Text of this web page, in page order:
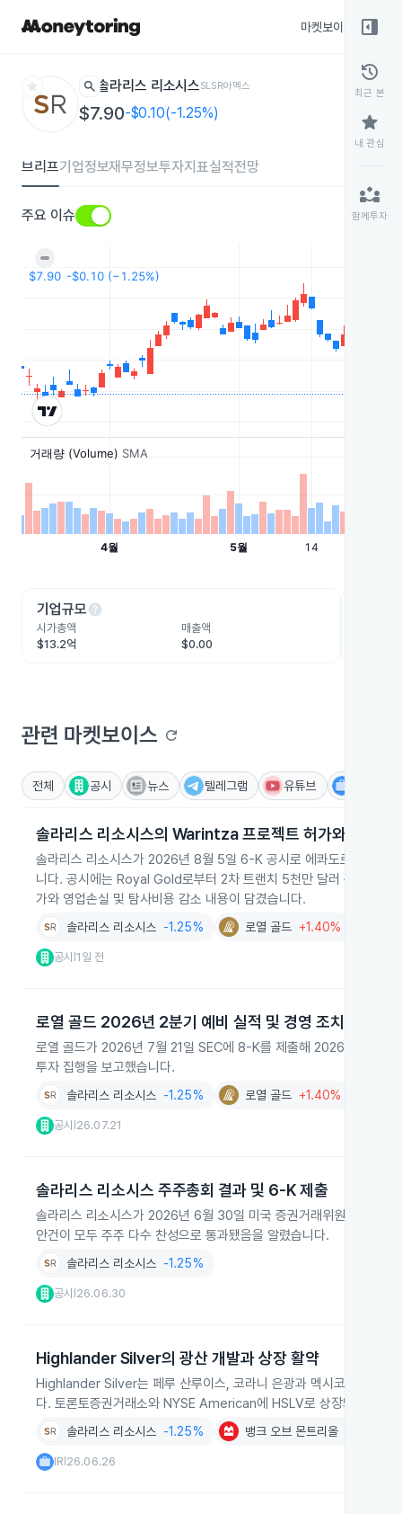
마켓보이스
star search 솔라리스 리소시스SLSR아멕스
$7.90-$0.10(-1.25%)
브리프기업정보재무정보투자지표실적전망
주요 이슈
기업규모help
시가총액
$13.2억
매출액
$0.00
관련 마켓보이스 refresh
전체 공시 뉴스 텔레그램 유튜브
솔라리스 리소시스의 Warintza 프로젝트 허가와 재무 진
솔라리스 리소시스가 2026년 8월 5일 6-K 공시로 에콰도르
니다. 공시에는 Royal Gold로부터 2차 트랜치 5천만 달러 수령, 예
가와 영업손실 및 탐사비용 감소 내용이 담겼습니다.
솔라리스 리소시스 -1.25% 로열 골드 +1.40%
공시 |1일 전
로열 골드 2026년 2분기 예비 실적 및 경영 조치
로열 골드가 2026년 7월 21일 SEC에 8-K를 제출해 2026년 2분기
투자 집행을 보고했습니다.
솔라리스 리소시스 -1.25% 로열 골드 +1.40%
공시 26.07.21
솔라리스 리소시스 주주총회 결과 및 6‑K 제출
솔라리스 리소시스가 2026년 6월 30일 미국 증권거래위원회에 6‑K
안건이 모두 주주 다수 찬성으로 통과됐음을 알렸습니다.
솔라리스 리소시스 -1.25%
공시 26.06.30
Highlander Silver의 광산 개발과 상장 활약
Highlander Silver는 페루 산루이스, 코라니 은광과 멕시코 메르세
다. 토론토증권거래소와 NYSE American에 HSLV로 상장돼 활발히
솔라리스 리소시스 -1.25% 뱅크 오브 몬트리올
IR 26.06.26
right_panel_open
history
최근 본
star
내 관심
partner_exchange
함께투자